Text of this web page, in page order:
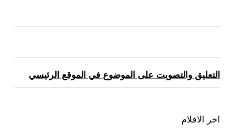
التعليق والتصويت على الموضوع في الموقع الرئيسي
اخر الافلام